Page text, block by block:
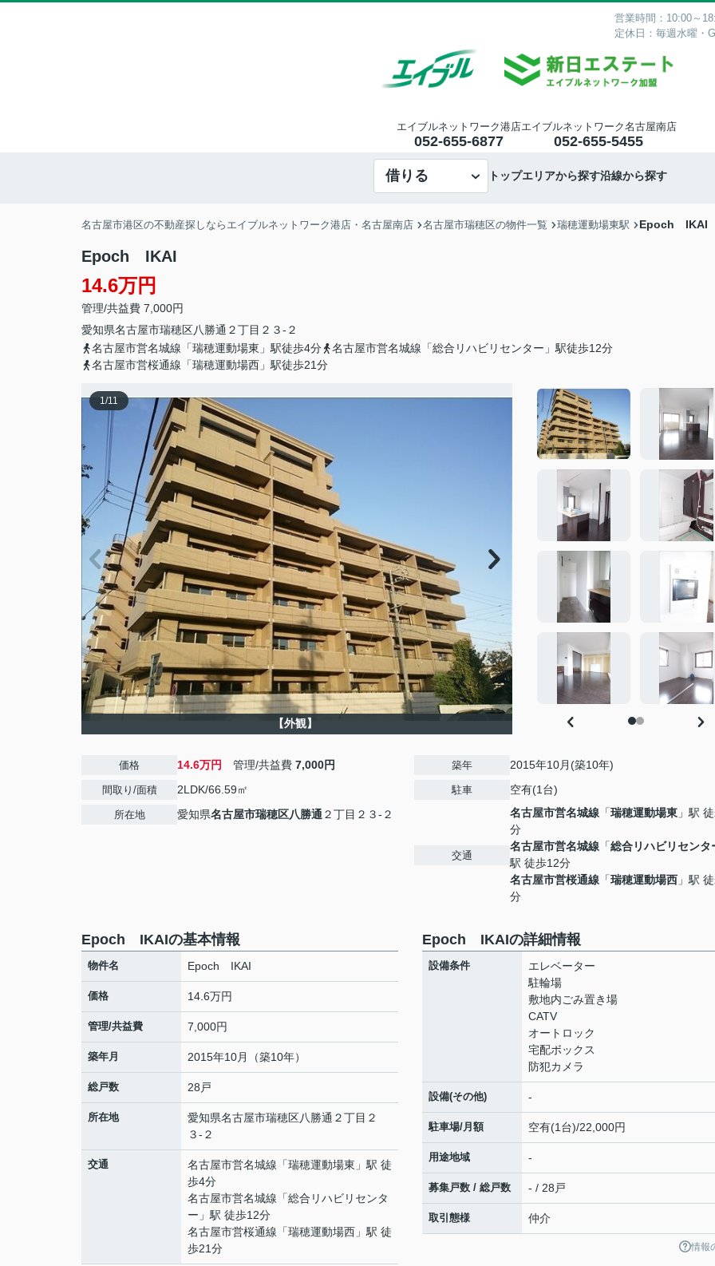
営業時間：10:00～
定休日：毎週水曜・
エイブルネットワーク港店
052-655-6877
エイブルネットワーク名古屋南店
052-655-5455
借りる トップエリアから探す沿線から探す
名古屋市港区の不動産探しならエイブルネットワーク港店・名古屋南店 名古屋市瑞穂区の物件一覧 瑞穂運動場東駅 Epoch IKAI
Epoch IKAI
14.6万円
管理/共益費 7,000円
愛知県名古屋市瑞穂区八勝通 ２丁目２３-２
名古屋市営名城線「瑞穂運動場東」駅徒歩4分
名古屋市営名城線「総合リハビリセンター」駅徒歩12分
名古屋市営桜通線「瑞穂運動場西」駅徒歩21分
1/11
【外観】
価格 14.6万円 管理/共益費 7,000円
間取り/面積 2LDK/66.59㎡
所在地 愛知県名古屋市瑞穂区八勝通 ２丁目２３-２
築年 2015年10月(築10年)
駐車 空有(1台)
交通
名古屋市営名城線 「瑞穂運動場東 」駅
分
名古屋市営名城線 「総合リハビリセンタ
駅 徒歩12分
名古屋市営桜通線 「瑞穂運動場西 」駅
分
Epoch IKAIの基本情報
物件名 Epoch IKAI
価格 14.6万円
管理/共益費 7,000円
築年月 2015年10月（築10年）
総戸数 28戸
所在地 愛知県名古屋市瑞穂区八勝通 ２丁目２
３-２
交通 名古屋市営名城線 「瑞穂運動場東 」駅 徒
歩4分
名古屋市営名城線 「総合リハビリセンタ
ー 」駅 徒歩12分
名古屋市営桜通線 「瑞穂運動場西 」駅 徒
歩21分
Epoch IKAIの詳細情報
設備条件
エレベーター
駐輪場
敷地内ごみ置き場
CATV
オートロック
宅配ボックス
防犯カメラ
設備(その他) -
駐車場/月額 空有(1台)/22,000円
用途地域 -
募集戸数 / 総戸数 - / 28戸
取引態様 仲介
情報